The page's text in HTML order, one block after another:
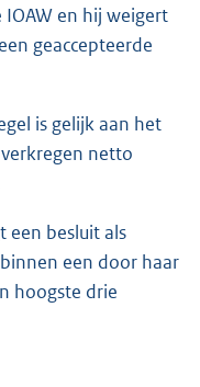
en hij weigert
geaccepteerde
is gelijk aan het
netto
een besluit als
een door haar
hoogste drie